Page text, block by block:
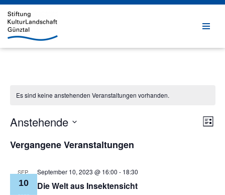
Zum
Inhalt
springen
Es sind keine anstehenden Veranstaltungen vorhanden.
Liste
Anstehende
wählen.
Vergangene Veranstaltungen
SEP.
10
September 10, 2023 @ 16:00 - 18:30
Die Welt aus Insektensicht